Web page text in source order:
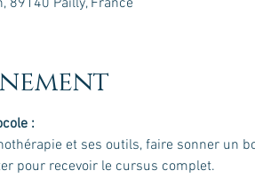
89140 Pailly, France
:
et ses outils, faire sonner un
pour recevoir le cursus complet.